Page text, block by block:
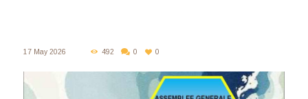
17 May 2026 492 0 0